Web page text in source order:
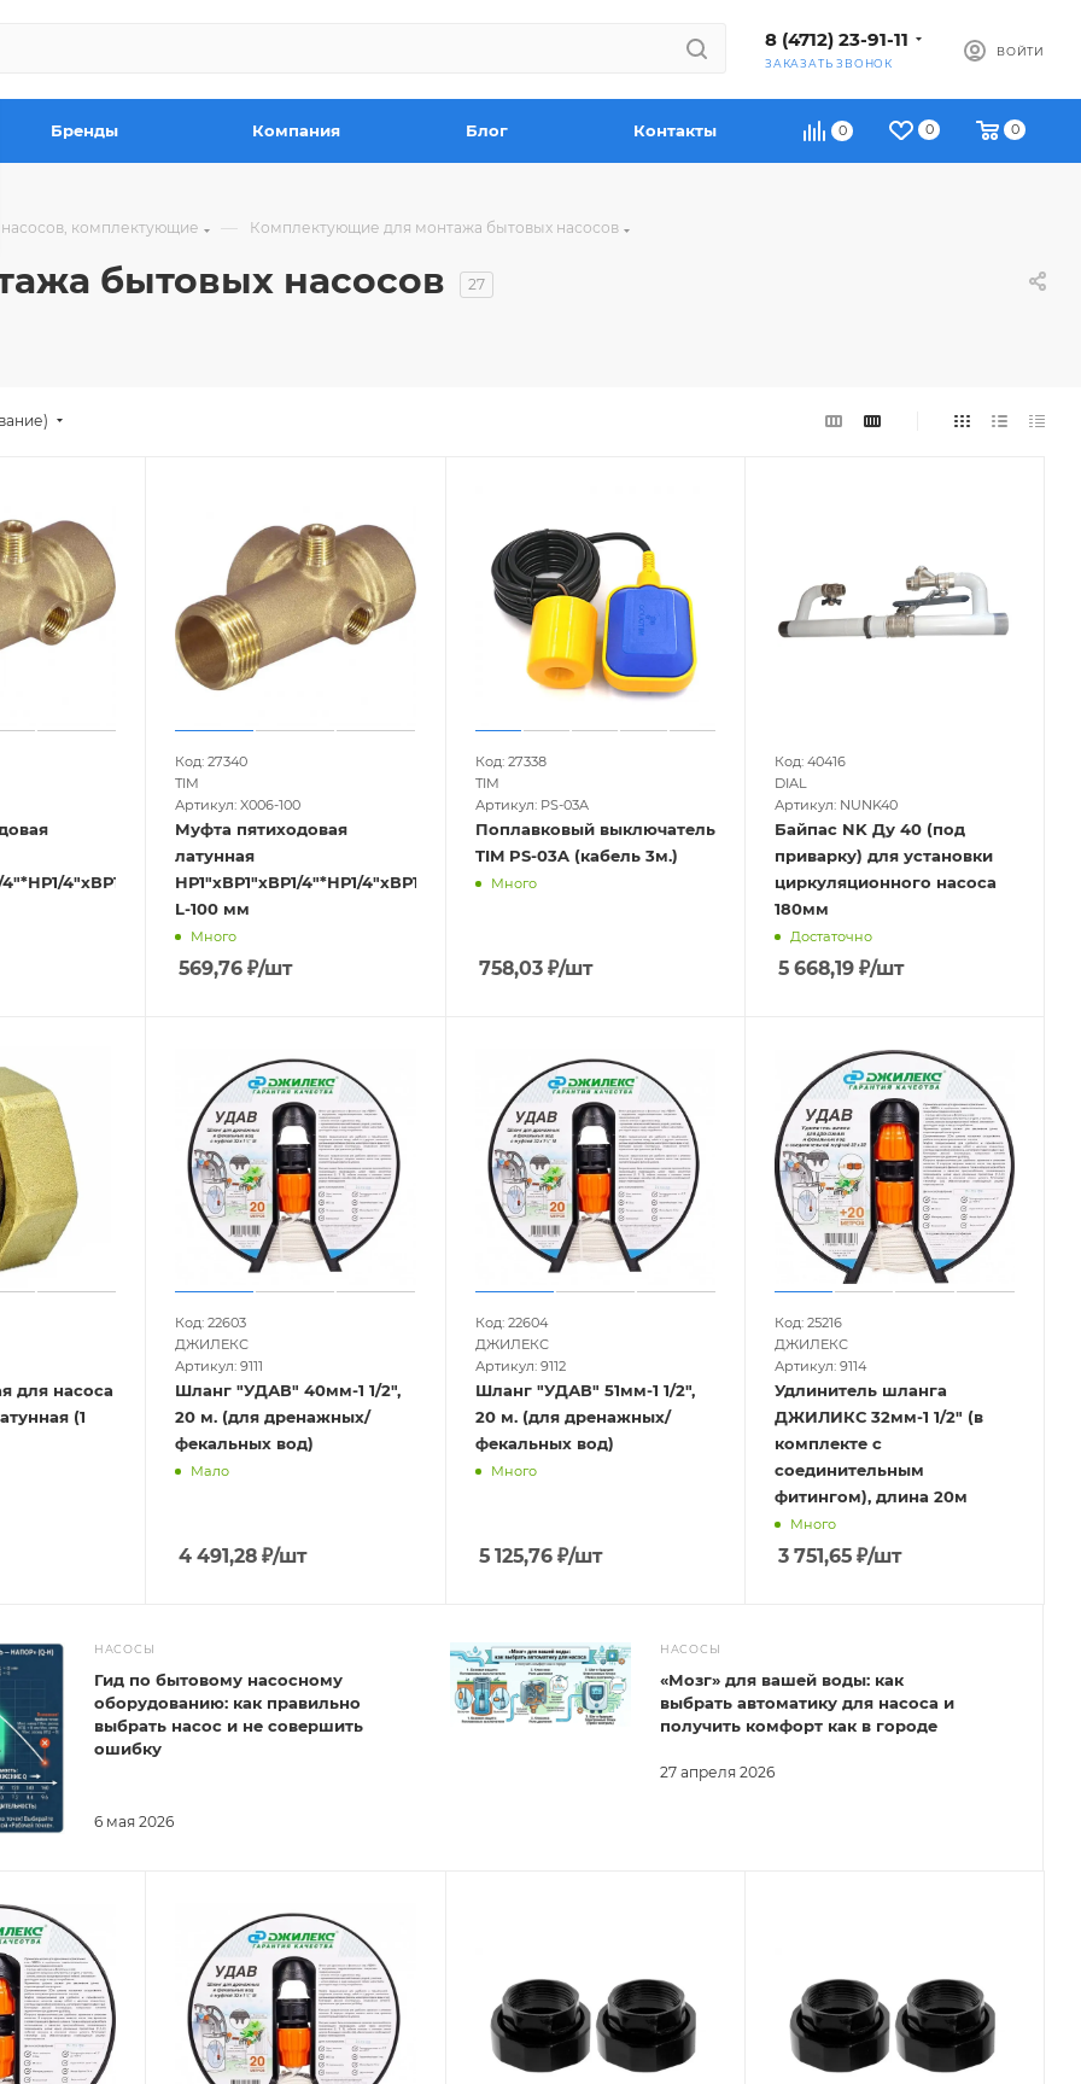
8 (4712) 23-91-11
ЗАКАЗАТЬ ЗВОНОК
ВОЙТИ
0 0 0
Бренды Компания Блог Контакты
комплектующие — Комплектующие для монтажа бытовых насосов
бытовых насосов 27
4"хВР1",
Код: 27340
TIM
Артикул: X006-100
Муфта пятиходовая
латунная
НР1"хВР1"хВР1/4"*НР1/4"хВР1",
L-100 мм
Много
569,76 ₽/шт
Код: 27338
TIM
Артикул: PS-03A
Поплавковый выключатель
TIM PS-03A (кабель 3м.)
Много
758,03₽/шт
Код: 40416
DIAL
Артикул: NUNK40
Байпас NK Ду 40 (под
приварку) для установки
циркуляционного насоса
180мм
Достаточно
5 668,19₽/шт
для насоса
(1
Код: 22603
ДЖИЛЕКС
Артикул: 9111
Шланг "УДАВ" 40мм-1 1/2",
20 м. (для дренажных/
фекальных вод)
Мало
4 491,28 ₽/шт
Код: 22604
ДЖИЛЕКС
Артикул: 9112
Шланг "УДАВ" 51мм-1 1/2",
20 м. (для дренажных/
фекальных вод)
Много
5 125,76₽/шт
Код: 25216
ДЖИЛЕКС
Артикул: 9114
Удлинитель шланга
ДЖИЛИКС 32мм-1 1/2" (в
комплекте с
соединительным
фитингом), длина 20м
Много
3 751,65₽/шт
НАСОСЫ
6 мая 2026
Гид по бытовому насосному
оборудованию: как правильно
выбрать насос и не совершить
ошибку
НАСОСЫ
27 апреля 2026
«Мозг» для вашей воды: как
выбрать автоматику для насоса и
получить комфорт как в городе